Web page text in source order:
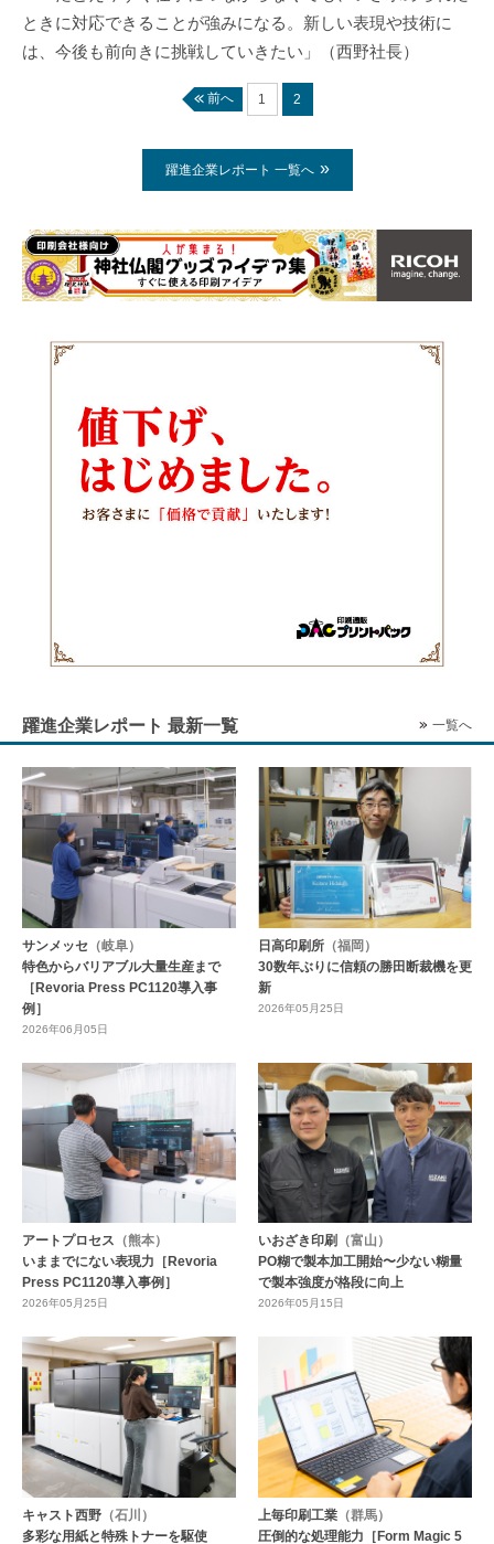
ときに対応できることが強みになる。新しい表現や技術に
は、今後も前向きに挑戦していきたい」（西野社長）
前へ 1 2
躍進企業レポート 一覧へ
躍進企業レポート 最新一覧 一覧へ
サンメッセ （岐阜）
特色からバリアブル大量生産まで
［Revoria Press PC1120導入事
例］
2026年06月05日
日高印刷所 （福岡）
30数年ぶりに信頼の勝田断裁機を更
新
2026年05月25日
アートプロセス （熊本）
いままでにない表現力［Revoria
Press PC1120導入事例］
2026年05月25日
いおざき印刷
（富山）
PO糊で製本加工開始〜少ない糊量
で製本強度が格段に向上
2026年05月15日
キャスト西野 （石川）
多彩な用紙と特殊トナーを駆使
上毎印刷工業 （群馬）
圧倒的な処理能力［Form Magic 5